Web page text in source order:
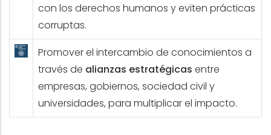
con los derechos humanos y eviten prácticas
corruptas.
Promover el intercambio de conocimientos a
través de alianzas estratégicas entre
empresas, gobiernos, sociedad civil y
universidades, para multiplicar el impacto.